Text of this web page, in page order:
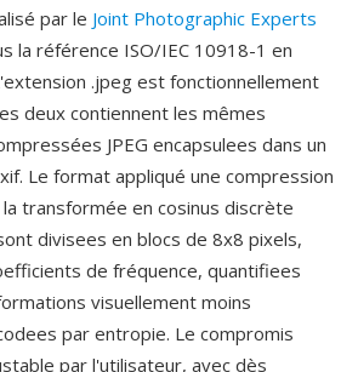
par le Joint Photographic Experts
la référence ISO/IEC 10918-1 en
.jpeg est fonctionnellement
deux contiennent les mêmes
JPEG encapsulees dans un
Le format appliqué une compression
transformée en cosinus discrète
divisees en blocs de 8x8 pixels,
de fréquence, quantifiees
visuellement moins
par entropie. Le compromis
par l'utilisateur, avec dès